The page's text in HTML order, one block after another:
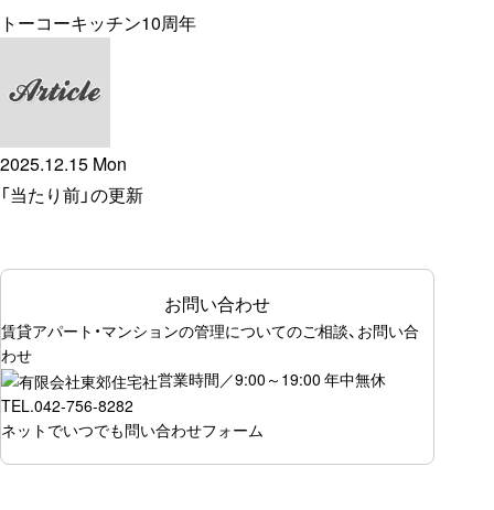
トーコーキッチン10周年
2025.12.15 Mon
「当たり前」の更新
お問い合わせ
賃貸アパート・マンションの管理についてのご相談、お問い合
わせ
営業時間／9:00～19:00 年中無休
TEL.042-756-8282
ネットでいつでも問い合わせフォーム